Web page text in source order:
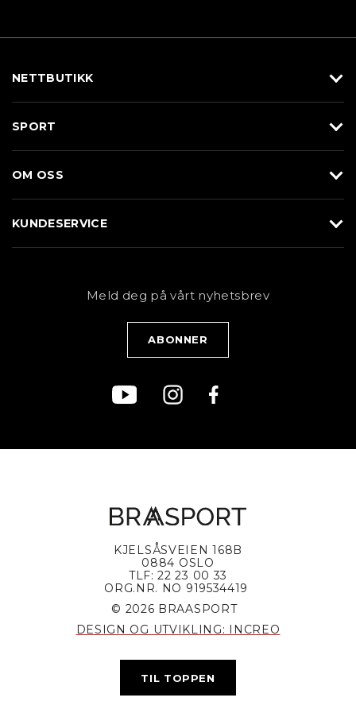
NETTBUTIKK
Sko
Merkevarer
SPORT
Løp
Sykkel
OM OSS
KUNDESERVICE
PersonvernerklæringMeld deg på vårt nyhetsbrev
KJELSÅSVEIEN 168B
0884 OSLO
TLF: 22 23 00 33
ORG.NR. NO 919534419
© 2026 BRAASPORT
DESIGN OG UTVIKLING: INCREO
TIL TOPPEN